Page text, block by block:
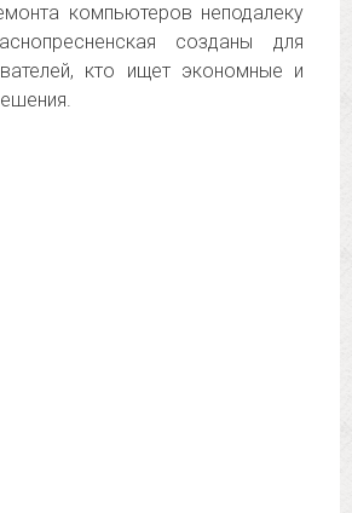
компьютеров неподалеку
созданы для
кто ищет экономные и